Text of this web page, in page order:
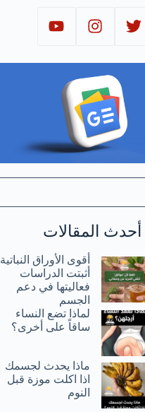
أحدث المقالات
أقوى الأوراق النباتية
أثبتت الدراسات
فعاليتها في دعم
الجسم
لماذا تضع النساء
ساقاً على أخرى؟
ماذا يحدث لجسمك
اذا اكلت موزة قبل
النوم